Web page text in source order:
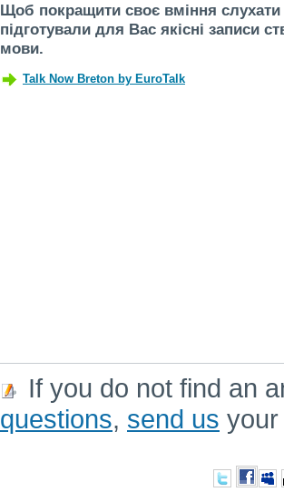
Щоб покращити своє вміння
підготували для Вас якісні записи
мови.
If you do not find an
questions, send us